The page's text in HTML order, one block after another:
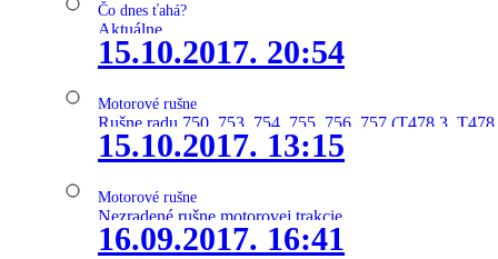
Čo dnes ťahá?
Aktuálne
15.10.2017. 20:54
Motorové rušne
Rušne radu 750, 753, 754, 755, 756, 757 (T478.3,
15.10.2017. 13:15
Motorové rušne
Nezradené rušne motorovej trakcie
16.09.2017. 16:41